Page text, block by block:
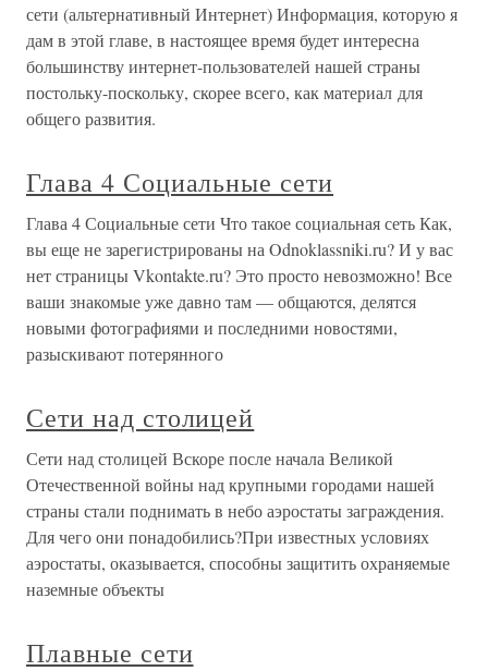
сети (альтернативный Интернет) Информация, которую я
дам в этой главе, в настоящее время будет интересна
большинству интернет-пользователей нашей страны
постольку-поскольку, скорее всего, как материал для
общего развития.
Глава 4 Социальные сети
Глава 4 Социальные сети Что такое социальная сеть Как,
вы еще не зарегистрированы на Odnoklassniki.ru? И у вас
нет страницы Vkontakte.ru? Это просто невозможно! Все
ваши знакомые уже давно там — общаются, делятся
новыми фотографиями и последними новостями,
разыскивают потерянного
Сети над столицей
Сети над столицей Вскоре после начала Великой
Отечественной войны над крупными городами нашей
страны стали поднимать в небо аэростаты заграждения.
Для чего они понадобились?При известных условиях
аэростаты, оказывается, способны защитить охраняемые
наземные объекты
Плавные сети